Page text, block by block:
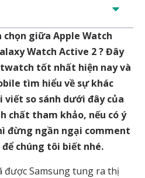
chọn giữa Apple Watch
Watch Active 2 ? Đây
tốt nhất hiện nay và
tìm hiểu về sự khác
viết so sánh dưới đây của
chất tham khảo, nếu có ý
đừng ngần ngại comment
chúng tôi biết nhé.
được Samsung tung ra thị